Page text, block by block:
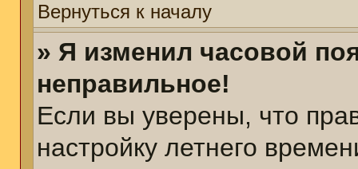
Вернуться к началу
» Я изменил часовой
неправильное!
Если вы уверены, что
настройку летнего